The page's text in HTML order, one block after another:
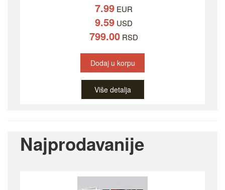
7.99 EUR
9.59 USD
799.00 RSD
Dodaj u korpu
Više detalja
Najprodavanije